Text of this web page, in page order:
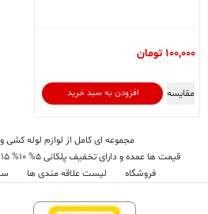
100,000 تومان
افزودن به سبد خرید مقایسه
مجموعه ای کامل از لوازم لوله
قیمت ها عمده و دارای تخفیف پلکانی 5% 10% 15% بر اساس تعداد خرید میباشد
فروشگاه
لیست علاقه مندی ها